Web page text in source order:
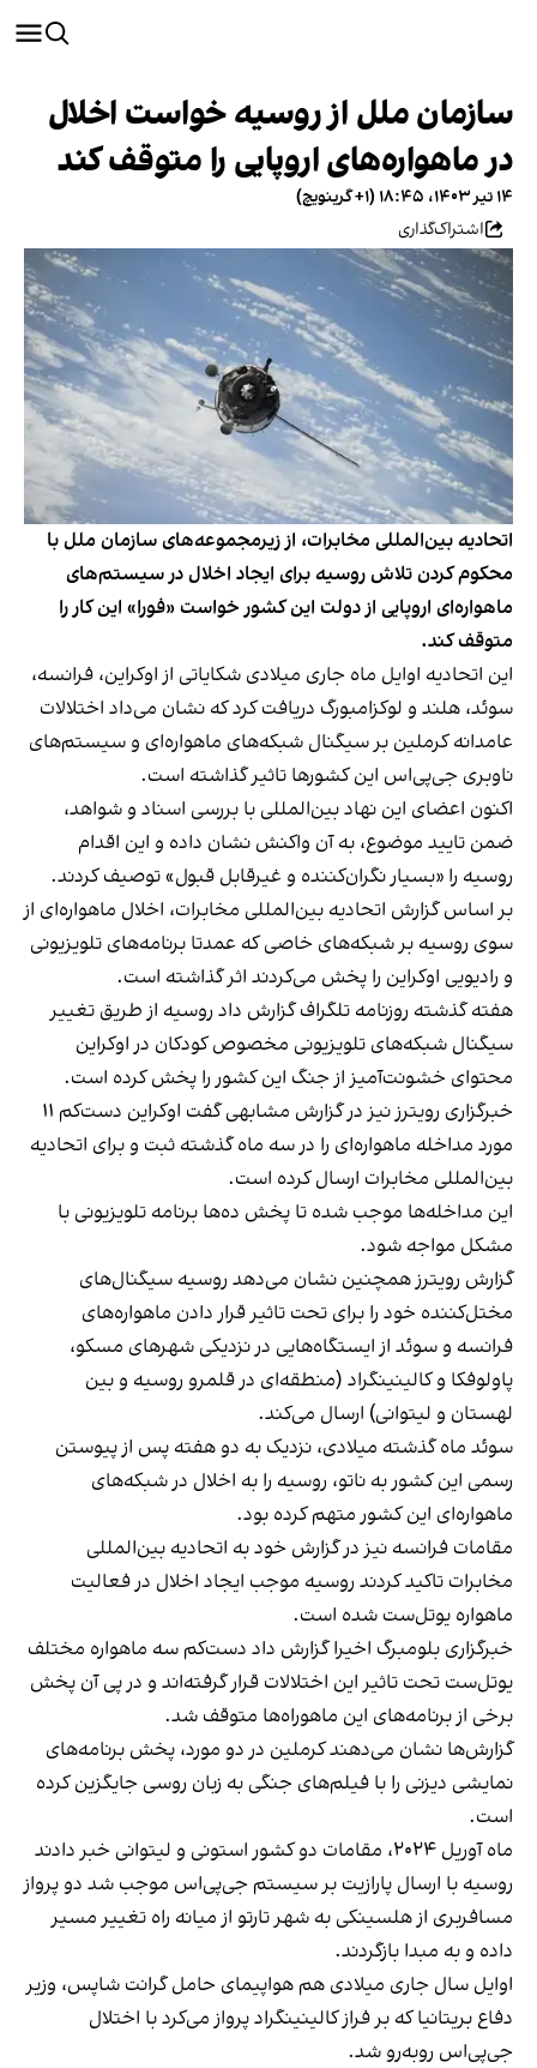
سازمان ملل از روسیه خواست اخلال
در ماهواره‌های اروپایی را متوقف کند
۱۴ تیر ۱۴۰۳، ۱۸:۴۵ (‎+۱ گرینویچ)
اشتراک‌گذاری
اتحادیه بین‌المللی مخابرات، از زیرمجموعه‌های سازمان ملل با
محکوم کردن تلاش روسیه برای ایجاد اخلال در سیستم‌های
ماهواره‌ای اروپایی از دولت این کشور خواست «فورا» این کار را
متوقف کند.
این اتحادیه اوایل ماه جاری میلادی شکایاتی از اوکراین، فرانسه،
سوئد، هلند و لوکزامبورگ دریافت کرد که نشان می‌داد اختلالات
عامدانه کرملین بر سیگنال شبکه‌های ماهواره‌ای و سیستم‌های
ناوبری جی‌پی‌اس این کشورها تاثیر گذاشته است.
اکنون اعضای این نهاد بین‌المللی با بررسی اسناد و شواهد،
ضمن تایید موضوع، به آن واکنش نشان داده و این اقدام
روسیه را «بسیار نگران‌کننده و غیرقابل قبول» توصیف کردند.
بر اساس گزارش اتحادیه بین‌المللی مخابرات، اخلال ماهواره‌ای از
سوی روسیه بر شبکه‌های خاصی که عمدتا برنامه‌های تلویزیونی
و رادیویی اوکراین را پخش می‌کردند اثر گذاشته است.
هفته گذشته روزنامه تلگرافگزارش داد روسیه از طریق تغییر
سیگنال شبکه‌های تلویزیونی مخصوص کودکان در اوکراین
محتوای خشونت‌آمیز از جنگ این کشور را پخش کرده است.
خبرگزاری رویترز نیز در گزارش مشابهی گفت اوکراین دست‌کم ۱۱
مورد مداخله ماهواره‌ای را در سه ماه گذشته ثبت و برای اتحادیه
بین‌المللی مخابرات ارسال کرده است.
این مداخله‌ها موجب شده تا پخش ده‌ها برنامه تلویزیونی با
مشکل مواجه شود.
گزارش رویترز همچنین نشان می‌دهد روسیه سیگنال‌های
مختل‌کننده خود را برای تحت تاثیر قرار دادن ماهواره‌های
فرانسه و سوئد از ایستگاه‌هایی در نزدیکی شهرهای مسکو،
پاولوفکا و کالینینگراد (منطقه‌ای در قلمرو روسیه و بین
لهستان و لیتوانی) ارسال می‌کند.
سوئد ماه گذشته میلادی، نزدیک به دو هفته پس از پیوستن
رسمی این کشور به ناتو، روسیه را به اخلال در شبکه‌های
ماهواره‌ای این کشور متهم کرده بود.
مقامات فرانسه نیز در گزارش خود به اتحادیه بین‌المللی
مخابرات تاکید کردند روسیه موجب ایجاد اخلال در فعالیت
ماهواره یوتل‌ست شده است.
خبرگزاری بلومبرگ اخیرا گزارش داد دست‌کم سه ماهواره مختلف
یوتل‌ست تحت تاثیر این اختلالات قرار گرفته‌اند و در پی آن پخش
برخی از برنامه‌های این ماهوراه‌ها متوقف شد.
گزارش‌ها نشان می‌دهند کرملین در دو مورد، پخش برنامه‌های
نمایشی دیزنی را با فیلم‌های جنگی به زبان روسی جایگزین کرده
است.
ماه آوریل ۲۰۲۴، مقامات دو کشور استونی و لیتوانی خبر دادند
روسیه با ارسال پارازیت بر سیستم جی‌پی‌اس موجب شد دو پرواز
مسافربری از هلسینکی به شهر تارتو از میانه راه تغییر مسیر
داده و به مبدا بازگردند.
اوایل سال جاری میلادی هم هواپیمای حامل گرانت شاپس، وزیر
دفاع بریتانیا که بر فراز کالینینگراد پرواز می‌کرد با اختلال
جی‌پی‌اس روبه‌رو شد.